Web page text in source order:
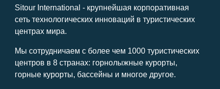
Sitour International - крупнейшая корпоративная
сеть технологических инноваций в туристических
центрах мира.
Мы сотрудничаем с более чем 1000 туристических
центров в 8 странах: горнолыжные курорты,
горные курорты, бассейны и многое другое.